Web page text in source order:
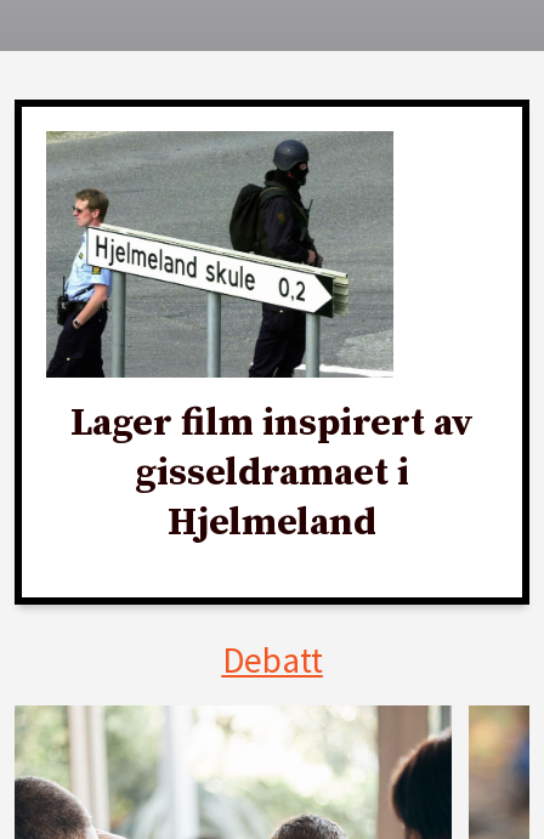
Lager film inspirert av
gisseldramaet i
Hjelmeland
Debatt